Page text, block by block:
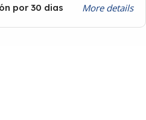
por 30 dias More details